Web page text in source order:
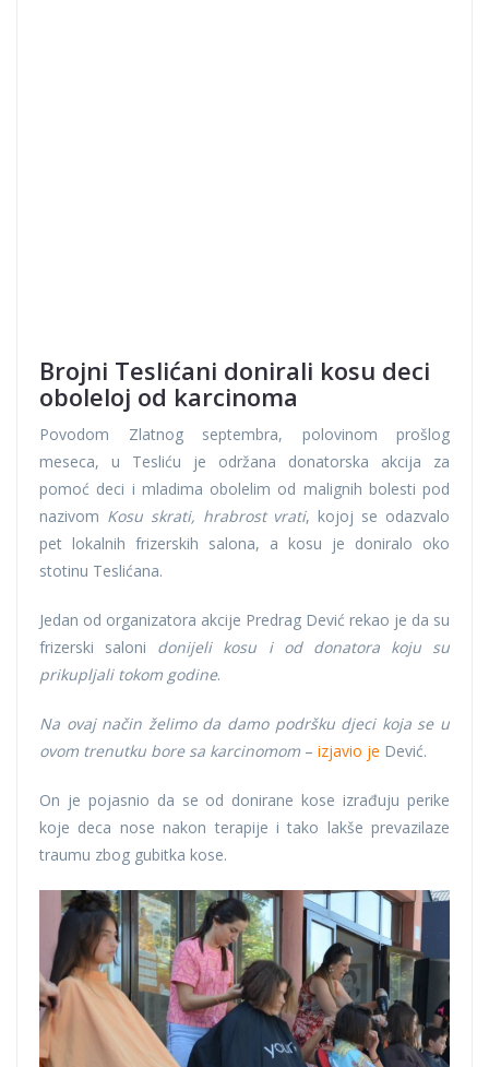
Brojni Teslićani donirali kosu deci
oboleloj od karcinoma
Povodom Zlatnog septembra, polovinom prošlog
meseca, u Tesliću je održana donatorska akcija za
pomoć deci i mladima obolelim od malignih bolesti pod
nazivom Kosu skrati, hrabrost vrati, kojoj se odazvalo
pet lokalnih frizerskih salona, a kosu je doniralo oko
stotinu Teslićana.
Јedan od organizatora akcije Predrag Dević rekao je da su
frizerski saloni donijeli kosu i od donatora koju su
prikupljali tokom godine.
Na ovaj način želimo da damo podršku djeci koja se u
ovom trenutku bore sa karcinomom – izjavio je Dević.
On je pojasnio da se od donirane kose izrađuju perike
koje deca nose nakon terapije i tako lakše prevazilaze
traumu zbog gubitka kose.